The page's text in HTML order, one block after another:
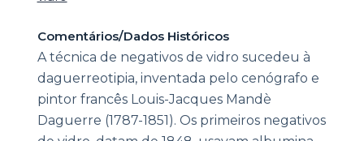
Comentários/Dados Históricos
A técnica de negativos de vidro sucedeu à
daguerreotipia, inventada pelo cenógrafo e
pintor francês Louis-Jacques Mandè
Daguerre (1787-1851). Os primeiros negativos